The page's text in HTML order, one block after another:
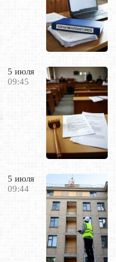
5 июля
09:45
5 июля
09:44